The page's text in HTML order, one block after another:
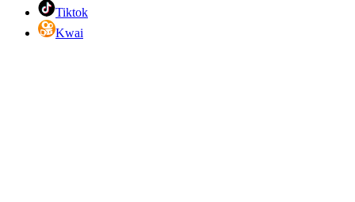
Tiktok
Kwai